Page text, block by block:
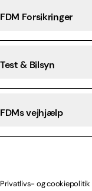
FDM Forsikringer
Test & Bilsyn
FDMs vejhjælp
Privatlivs- og cookiepolitik